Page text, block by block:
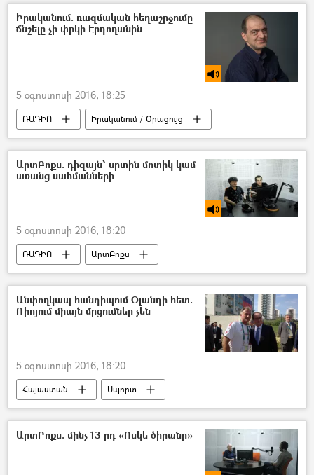
Իրականում. ռազմական հեղաշրջումը
ճնշելը չի փրկի Էրդողանին
5 օգոստոսի 2016, 18:25
ՌԱԴԻՈ Իրականում / Օրացույց
ԱրտԲոքս. դիզայն՝ սրտին մոտիկ կամ
առանց սահմանների
5 օգոստոսի 2016, 18:20
ՌԱԴԻՈ ԱրտԲոքս
Անփողկապ հանդիպում Օլանդի հետ.
Ռիոյում միայն մրցումներ չեն
5 օգոստոսի 2016, 18:20
Հայաստան Սպորտ
ԱրտԲոքս. մինչ 13-րդ «Ոսկե ծիրանը»